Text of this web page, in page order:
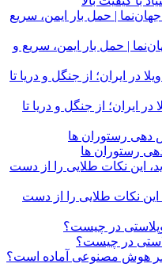
| حمل بار ایمن، سریع و
ایران؛ از جنگل و دریا تا
رستوران ها
این نکات طلایی را از دست
در چیست؟